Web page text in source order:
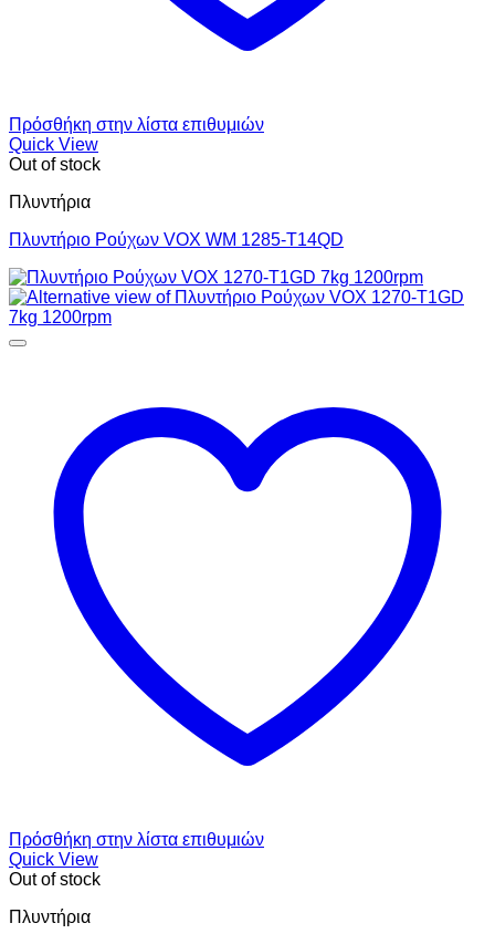
Πρόσθήκη στην λίστα επιθυμιών
Quick View
Out of stock
Πλυντήρια
Πλυντήριο Ρούχων VOX WM 1285-T14QD
Πρόσθήκη στην λίστα επιθυμιών
Quick View
Out of stock
Πλυντήρια